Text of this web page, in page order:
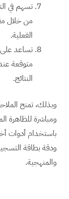
تسهم في
من خلال
الفعلية.
تساعد
متوقعة
النتائج.
وبذلك، تمنح
ومباشرة للظاهرة
باستخدام أدوات
ودقة بطاقة
والمنهجية.